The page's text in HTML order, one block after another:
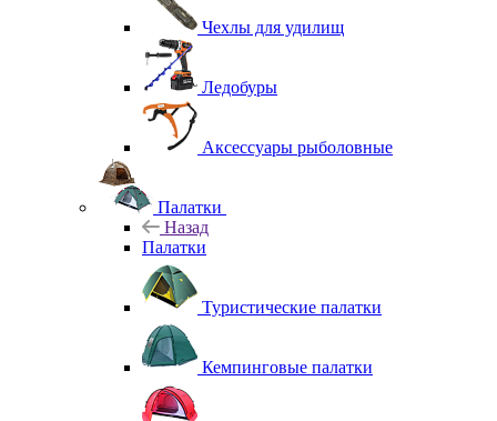
Чехлы для удилищ
Ледобуры
Аксессуары рыболовные
Палатки
Назад
Палатки
Туристические палатки
Кемпинговые палатки